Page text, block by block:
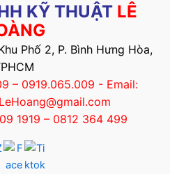
KỸ THUẬT LÊ
Phố 2, P. Bình Hưng Hòa,
– 0919.065.009 - Email:
1919 – 0812 364 499